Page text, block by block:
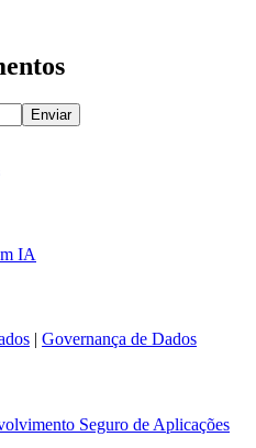
Enviar
IA
| Governança de Dados
Seguro de Aplicações